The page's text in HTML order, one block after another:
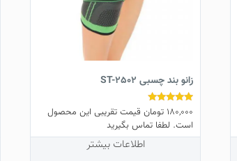
زانو بند چسبی ST-2502
نمره
4.82
از 5
180,000 تومانقیمت تقریبی این محصول
است. لطفا تماس بگیرید
اطلاعات بیشتر